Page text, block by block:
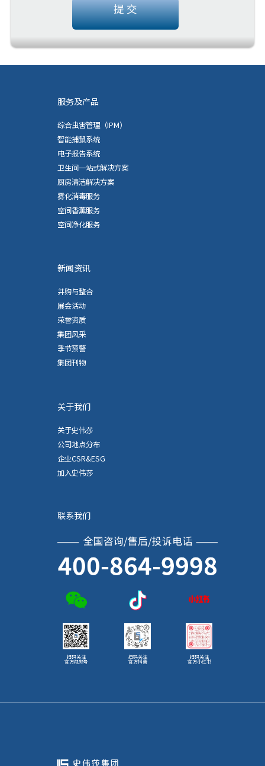
提 交
服务及产品
综合虫害管理（IPM）
智能捕鼠系统
电子报告系统
卫生间一站式解决方案
厨房清洁解决方案
雾化消毒服务
空间香薰服务
空间净化服务
新闻资讯
并购与整合
展会活动
荣誉资质
集团风采
季节预警
集团刊物
关于我们
关于史伟莎
公司地点分布
企业CSR&ESG
加入史伟莎
联系我们
扫码关注
官方视频号
扫码关注
官方抖音
扫码关注
官方小红书